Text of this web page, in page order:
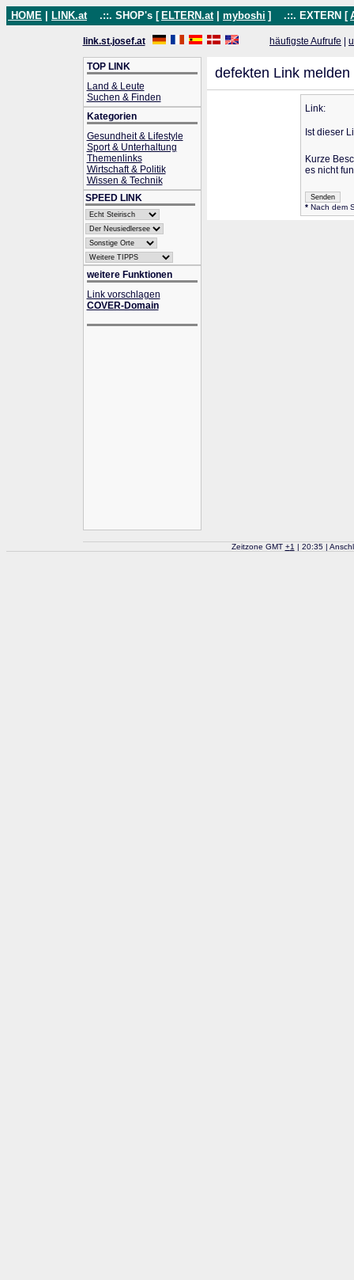
HOME LINK.at .::. SHOP's [ ELTERN.at myboshi ] .::. EXTERN [
link.st.josef.at häufigste Aufrufe
TOP LINK
Land & Leute
Suchen & Finden
Kategorien
Gesundheit & Lifestyle
Sport & Unterhaltung
Themenlinks
Wirtschaft & Politik
Wissen & Technik
SPEED LINK
weitere Funktionen
Link vorschlagen
COVER-Domain
defekten Link melden
Link:
Ist dieser
Kurze
es nicht
* Nach dem
Zeitzone GMT +1 | 20:35 |